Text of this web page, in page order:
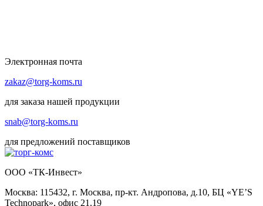
Электронная почта
zakaz@torg-koms.ru
для заказа нашей продукции
snab@torg-koms.ru
для предложений поставщиков
ООО «ТК-Инвест»
Москва: 115432, г. Москва, пр-кт. Андропова, д.10, БЦ «YE’S
Technopark», офис 21.19